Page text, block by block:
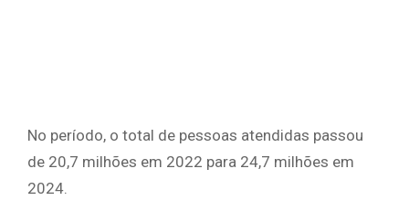
No período, o total de pessoas atendidas passou
de 20,7 milhões em 2022 para 24,7 milhões em
2024.